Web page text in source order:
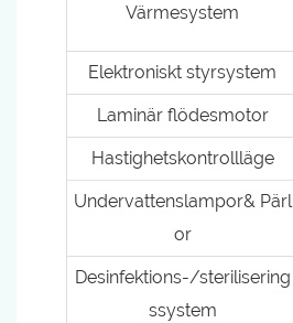
Värmesystem
Elektroniskt styrsystem
Laminär flödesmotor
Hastighetskontrollläge
Undervattenslampor& Pärl
or
Desinfektions-/sterilisering
ssystem